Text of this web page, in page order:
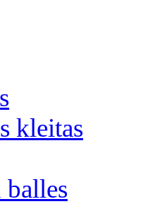
kleitas
balles